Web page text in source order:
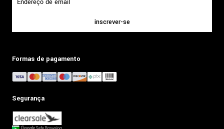
inscrever-se
Formas de pagamento
Segurança